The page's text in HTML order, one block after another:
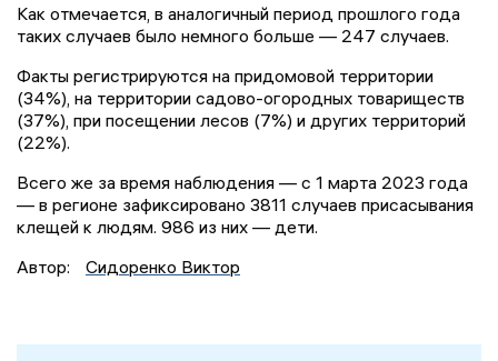
Как отмечается, в аналогичный период прошлого года
таких случаев было немного больше — 247 случаев.
Факты регистрируются на придомовой территории
(34%), на территории садово-огородных товариществ
(37%), при посещении лесов (7%) и других территорий
(22%).
Всего же за время наблюдения — с 1 марта 2023 года
— в регионе зафиксировано 3811 случаев присасывания
клещей к людям. 986 из них — дети.
Автор:
Сидоренко Виктор